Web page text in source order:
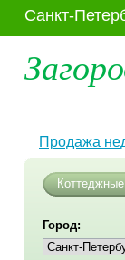
Санкт-
Продажа
Город: